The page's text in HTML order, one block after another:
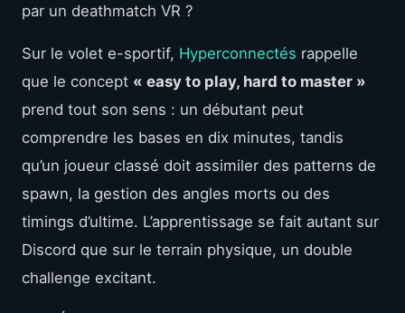
par un deathmatch VR ?
Sur le volet e-sportif, Hyperconnectés rappelle
que le concept « easy to play, hard to master »
prend tout son sens : un débutant peut
comprendre les bases en dix minutes, tandis
qu’un joueur classé doit assimiler des patterns de
spawn, la gestion des angles morts ou des
timings d’ultime. L’apprentissage se fait autant sur
Discord que sur le terrain physique, un double
challenge excitant.